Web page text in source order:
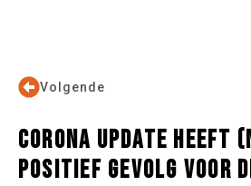
Volgende
CORONA UPDATE HEEFT
POSITIEF GEVOLG VOOR